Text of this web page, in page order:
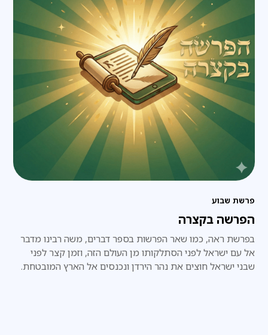
פרשת שבוע
הפרשה בקצרה
בפרשת ראה, כמו שאר הפרשות בספר דברים, משה רבינו מדבר
אל עם ישראל לפני הסתלקותו מן העולם הזה, וזמן קצר לפני
שבני ישראל חוצים את נהר הירדן ונכנסים אל הארץ המובטחת.